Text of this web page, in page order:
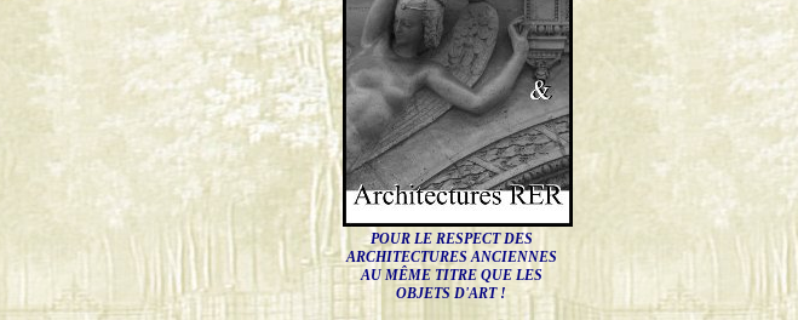
POUR LE RESPECT DES
ARCHITECTURES ANCIENNES
AU MÊME TITRE QUE LES
OBJETS D'ART !